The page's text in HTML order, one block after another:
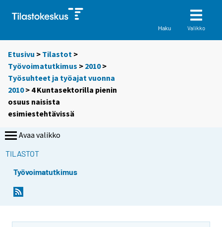
Haku Valikko
Etusivu > Tilastot >
Työvoimatutkimus > 2010>
Työsuhteet ja työajat vuonna
2010> 4 Kuntasektorilla pienin
osuus naisista
esimiestehtävissä
Avaa valikko
TILASTOT
Työvoimatutkimus